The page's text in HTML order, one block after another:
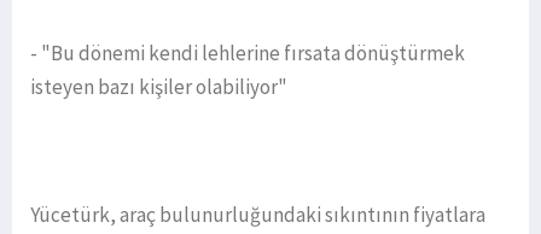
- "Bu dönemi kendi lehlerine fırsata dönüştürmek
isteyen bazı kişiler olabiliyor"
Yücetürk, araç bulunurluğundaki sıkıntının fiyatlara